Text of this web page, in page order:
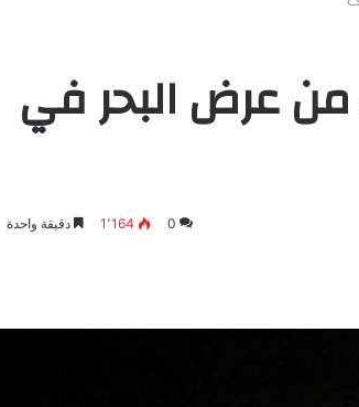
لجوء من عرض البحر في
0 1٬164 دقيقة واحدة